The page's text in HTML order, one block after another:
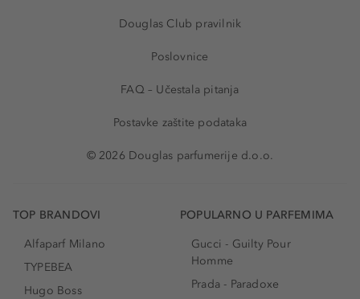
Douglas Club pravilnik
Poslovnice
FAQ – Učestala pitanja
Postavke zaštite podataka
© 2026 Douglas parfumerije d.o.o.
TOP BRANDOVI
Alfaparf Milano
TYPEBEA
Hugo Boss
POPULARNO U PARFEMIMA
Gucci - Guilty Pour
Homme
Prada - Paradoxe